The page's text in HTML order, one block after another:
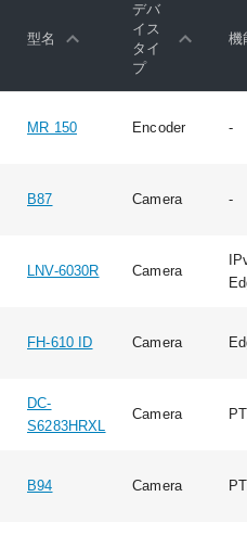
型名
デバ
イス
タイ
プ
機
MR 150 Encoder -
B87 Camera -
LNV-6030R Camera
FH-610 ID Camera
DC-
S6283HRXL
Camera
B94 Camera